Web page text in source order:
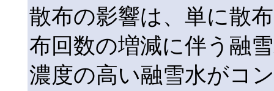
散布の影響は、単に散
布回数の増減に伴う融
濃度の高い融雪水がコ